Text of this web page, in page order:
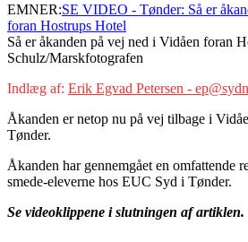
EMNER:SE VIDEO - Tønder: Så er
foran Hostrups Hotel
Så er åkanden på vej ned i Vidåen foran
Schulz/Marskfotografen
Indlæg af: Erik Egvad Petersen -
Åkanden er netop nu på vej tilbage i
Tønder.
Åkanden har gennemgået en omfattende
smede-eleverne hos EUC Syd i Tønder.
Se videoklippene i slutningen af artiklen.